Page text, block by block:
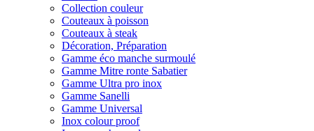
Collection couleur
Couteaux à poisson
Couteaux à steak
Décoration, Préparation
Gamme éco manche surmoulé
Gamme Mitre ronte Sabatier
Gamme Ultra pro inox
Gamme Sanelli
Gamme Universal
Inox colour proof